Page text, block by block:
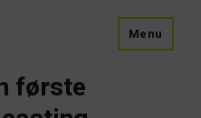
Menu
første